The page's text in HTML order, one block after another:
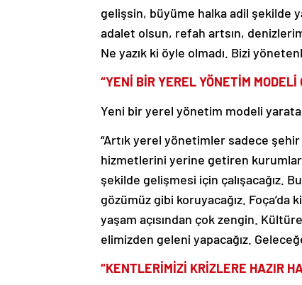
adalet olsun, refah artsın,
Ne yazık ki öyle olmadı. Bizi
hizmetlerini yerine getiren
şekilde gelişmesi için çalışacağız.
gözümüz gibi koruyacağız. Foça’da
yaşam açısından çok zengin.
elimizden geleni yapacağız.